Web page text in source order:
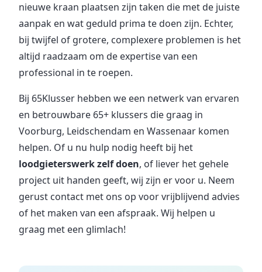
nieuwe kraan plaatsen zijn taken die met de juiste
aanpak en wat geduld prima te doen zijn. Echter,
bij twijfel of grotere, complexere problemen is het
altijd raadzaam om de expertise van een
professional in te roepen.
Bij 65Klusser hebben we een netwerk van ervaren
en betrouwbare 65+ klussers die graag in
Voorburg, Leidschendam en Wassenaar komen
helpen. Of u nu hulp nodig heeft bij het
loodgieterswerk zelf doen, of liever het gehele
project uit handen geeft, wij zijn er voor u. Neem
gerust contact met ons op voor vrijblijvend advies
of het maken van een afspraak. Wij helpen u
graag met een glimlach!